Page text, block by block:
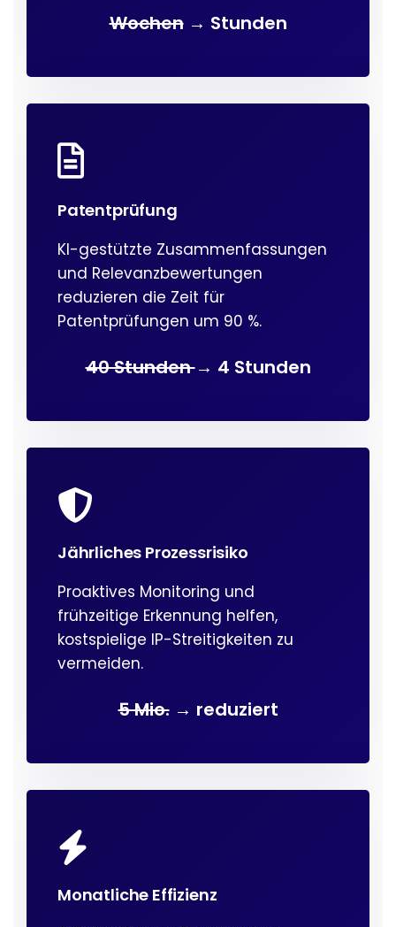
Wochen→ Stunden
Patentprüfung
KI-gestützte Zusammenfassungen
und Relevanzbewertungen
reduzieren die Zeit für
Patentprüfungen um 90 %.
40 Stunden→ 4 Stunden
Jährliches Prozessrisiko
Proaktives Monitoring und
frühzeitige Erkennung helfen,
kostspielige IP-Streitigkeiten zu
vermeiden.
5 Mio.→ reduziert
Monatliche Effizienz